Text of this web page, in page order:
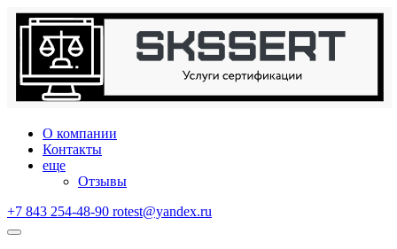
О компании
Контакты
еще
Отзывы
+7 843 254-48-90 rotest@yandex.ru